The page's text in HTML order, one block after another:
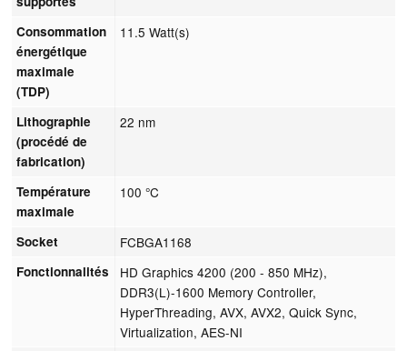
Consommation
énergétique
maximale
(TDP)
11.5 Watt(s)
Lithographie
(procédé de
fabrication)
22 nm
Température
maximale
100 °C
Socket FCBGA1168
Fonctionnalités
HD Graphics 4200 (200 - 850 MHz),
DDR3(L)-1600 Memory Controller,
HyperThreading, AVX, AVX2, Quick Sync,
Virtualization, AES-NI